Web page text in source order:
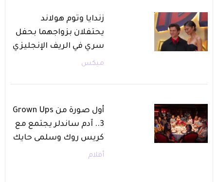
زندايا وتوم هولاند
يحتفلان بزواجهما بحفل
سري في الريف الإنجليزي
ميكس
أول صورة من Grown Ups
3.. آدم ساندلر يجتمع مع
كريس روك وسلمى حايك
أفلام